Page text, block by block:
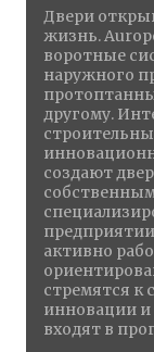
Двери
жизнь.
воротные
наружного
другому.
создают
активно
стремятся к
инновации и
входят в